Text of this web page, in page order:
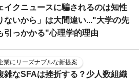
イクニュースに騙されるのは知性
ないから」は大間違い..."大学の先
引っかかる"心理学的理由
業にリーズナブルな新提案
雑なSFAは挫折する？少人数組織